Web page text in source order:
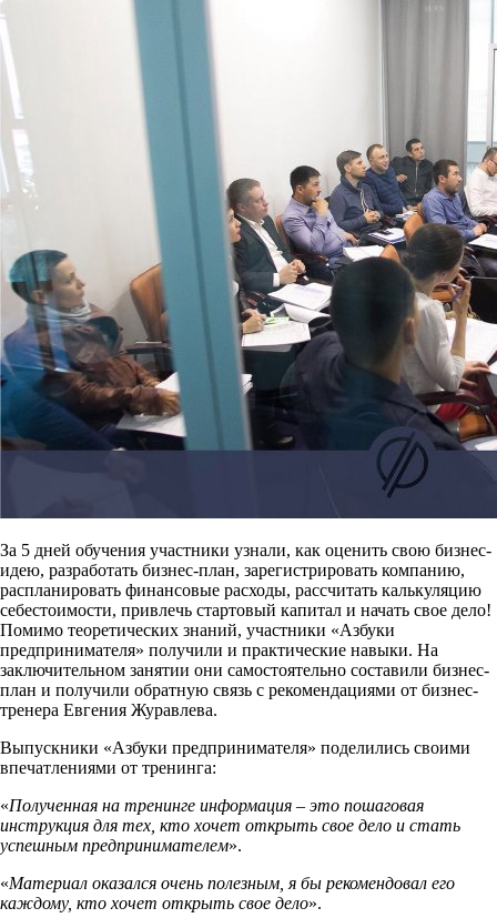
За 5 дней обучения участники узнали, как оценить свою бизнес-
идею, разработать бизнес-план, зарегистрировать компанию,
распланировать финансовые расходы, рассчитать калькуляцию
себестоимости, привлечь стартовый капитал и начать свое дело!
Помимо теоретических знаний, участники «Азбуки
предпринимателя» получили и практические навыки. На
заключительном занятии они самостоятельно составили бизнес-
план и получили обратную связь с рекомендациями от бизнес-
тренера Евгения Журавлева.
Выпускники «Азбуки предпринимателя» поделились своими
впечатлениями от тренинга:
«Полученная на тренинге информация – это пошаговая
инструкция для тех, кто хочет открыть свое дело и стать
успешным предпринимателем».
«Материал оказался очень полезным, я бы рекомендовал его
каждому, кто хочет открыть свое дело».